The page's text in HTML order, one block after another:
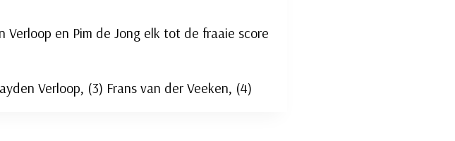
Verloop en Pim de Jong elk tot de fraaie score
Verloop, (3) Frans van der Veeken, (4)